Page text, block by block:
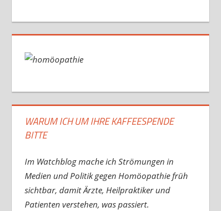
WARUM ICH UM IHRE KAFFEESPENDE
BITTE
Im Watchblog mache ich Strömungen in
Medien und Politik gegen Homöopathie früh
sichtbar, damit Ärzte, Heilpraktiker und
Patienten verstehen, was passiert.